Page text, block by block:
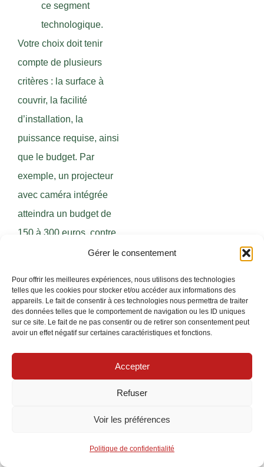
Gérer le consentement
Pour offrir les meilleures expériences, nous utilisons des technologies
telles que les cookies pour stocker et/ou accéder aux informations des
appareils. Le fait de consentir à ces technologies nous permettra de traiter
des données telles que le comportement de navigation ou les ID uniques
sur ce site. Le fait de ne pas consentir ou de retirer son consentement peut
avoir un effet négatif sur certaines caractéristiques et fonctions.
Accepter
Refuser
Voir les préférences
Politique de confidentialité
ce segment
technologique.
Votre choix doit tenir
compte de plusieurs
critères : la surface à
couvrir, la facilité
d’installation, la
puissance requise, ainsi
que le budget. Par
exemple, un projecteur
avec caméra intégrée
atteindra un budget de
150 à 300 euros, contre
30 à 80 euros pour un
crépusculaire en
applique. L’installation
d’une borne solaire reste
technique doit aussi